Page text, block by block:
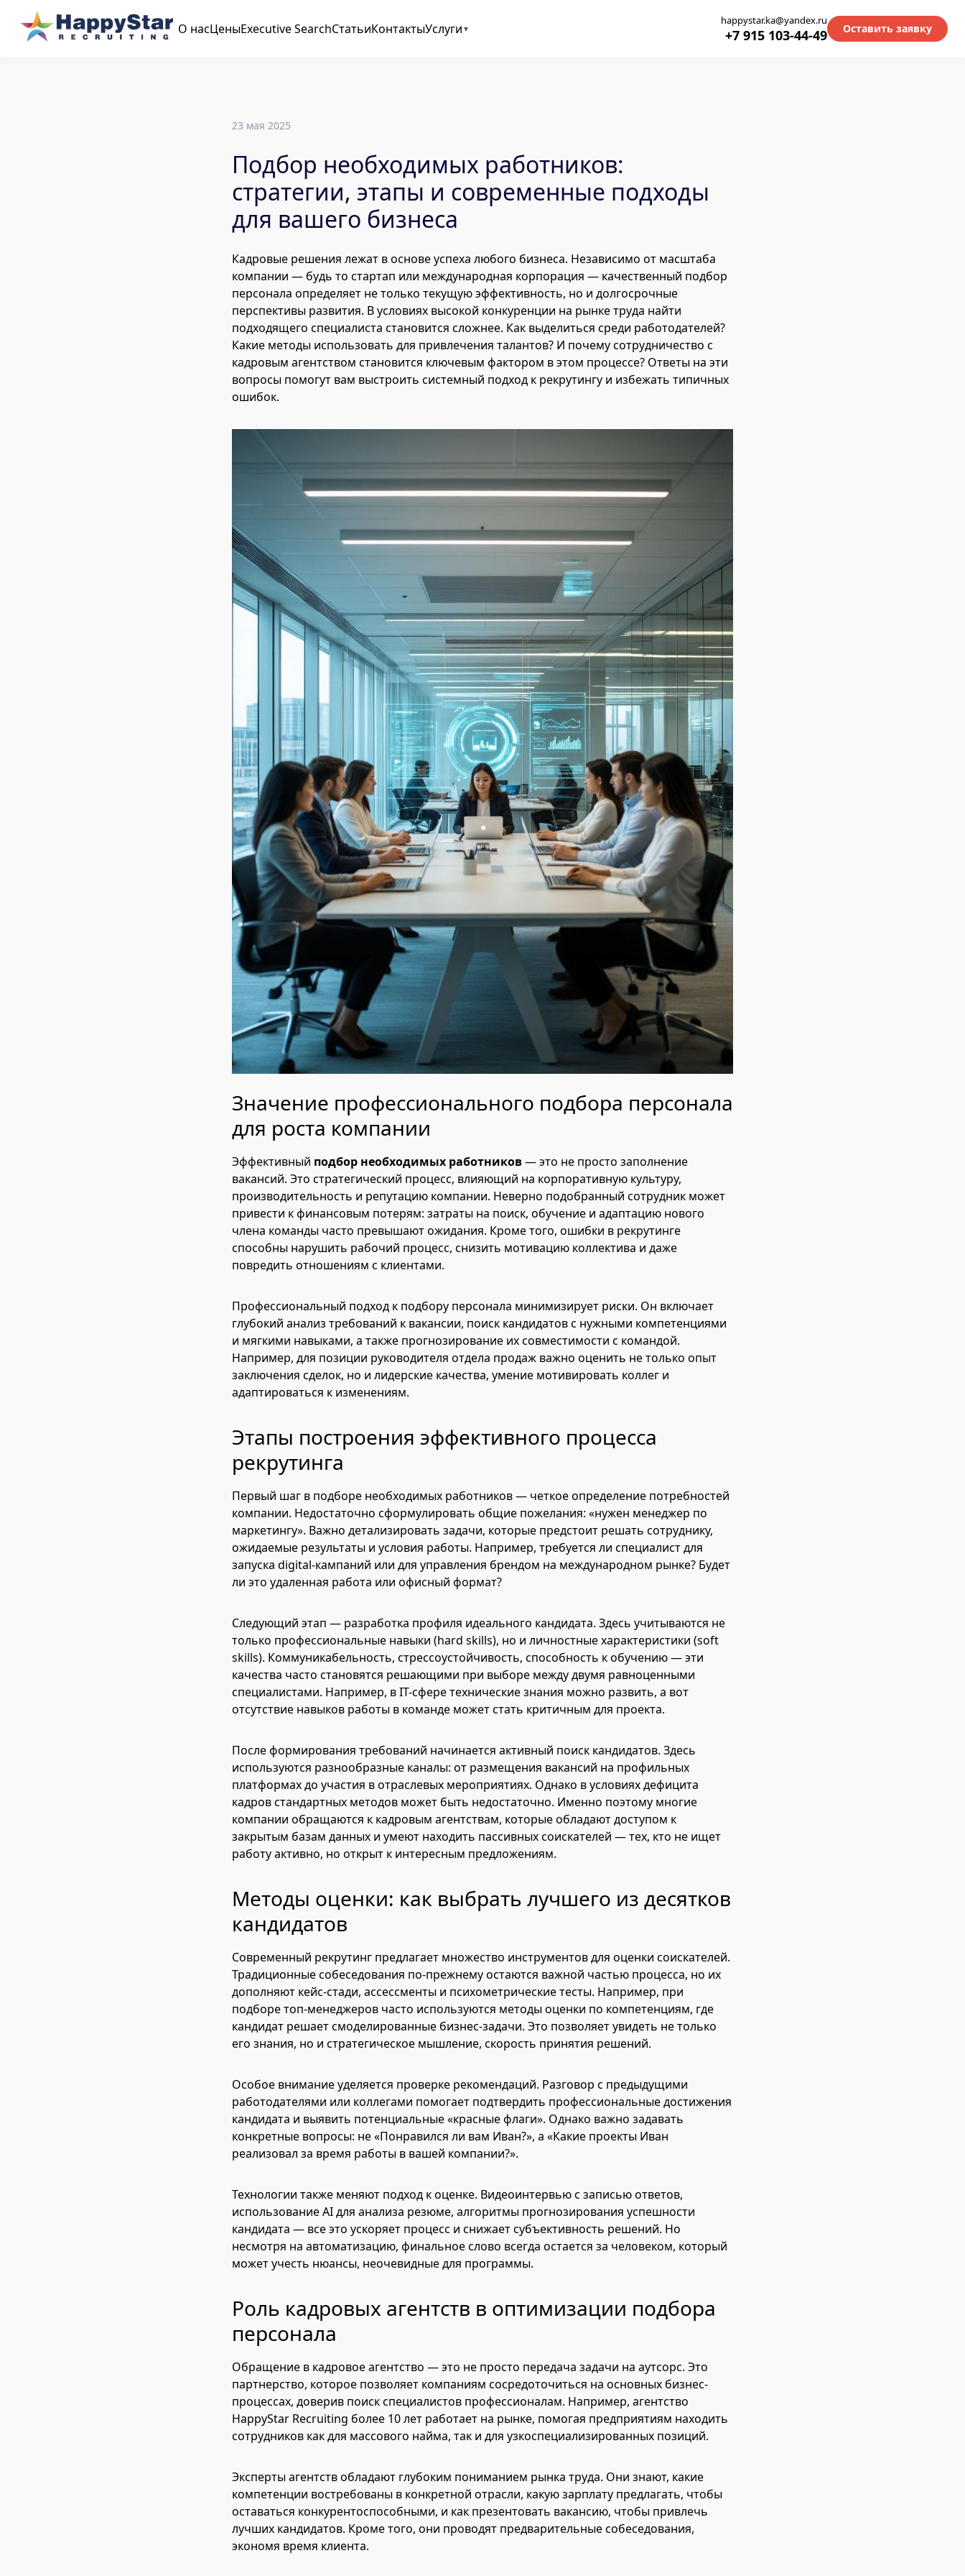
23 мая 2025
Подбор необходимых работников:
стратегии, этапы и современные подходы
для вашего бизнеса
Кадровые решения лежат в основе успеха любого бизнеса. Независимо от масштаба
компании — будь то стартап или международная корпорация — качественный подбор
персонала определяет не только текущую эффективность, но и долгосрочные
перспективы развития. В условиях высокой конкуренции на рынке труда найти
подходящего специалиста становится сложнее. Как выделиться среди работодателей?
Какие методы использовать для привлечения талантов? И почему сотрудничество с
кадровым агентством становится ключевым фактором в этом процессе? Ответы на эти
вопросы помогут вам выстроить системный подход к рекрутингу и избежать типичных
ошибок.
Значение профессионального подбора персонала
для роста компании
Эффективный подбор необходимых работников— это не просто заполнение
вакансий. Это стратегический процесс, влияющий на корпоративную культуру,
производительность и репутацию компании. Неверно подобранный сотрудник может
привести к финансовым потерям: затраты на поиск, обучение и адаптацию нового
члена команды часто превышают ожидания. Кроме того, ошибки в рекрутинге
способны нарушить рабочий процесс, снизить мотивацию коллектива и даже
повредить отношениям с клиентами.
Профессиональный подход к подбору персонала минимизирует риски. Он включает
глубокий анализ требований к вакансии, поиск кандидатов с нужными компетенциями
и мягкими навыками, а также прогнозирование их совместимости с командой.
Например, для позиции руководителя отдела продаж важно оценить не только опыт
заключения сделок, но и лидерские качества, умение мотивировать коллег и
адаптироваться к изменениям.
Этапы построения эффективного процесса
рекрутинга
Первый шаг в подборе необходимых работников — четкое определение потребностей
компании. Недостаточно сформулировать общие пожелания: «нужен менеджер по
маркетингу». Важно детализировать задачи, которые предстоит решать сотруднику,
ожидаемые результаты и условия работы. Например, требуется ли специалист для
запуска digital-кампаний или для управления брендом на международном рынке? Будет
ли это удаленная работа или офисный формат?
Следующий этап — разработка профиля идеального кандидата. Здесь учитываются не
только профессиональные навыки (hard skills), но и личностные характеристики (soft
skills). Коммуникабельность, стрессоустойчивость, способность к обучению — эти
качества часто становятся решающими при выборе между двумя равноценными
специалистами. Например, в IT-сфере технические знания можно развить, а вот
отсутствие навыков работы в команде может стать критичным для проекта.
После формирования требований начинается активный поиск кандидатов. Здесь
используются разнообразные каналы: от размещения вакансий на профильных
платформах до участия в отраслевых мероприятиях. Однако в условиях дефицита
кадров стандартных методов может быть недостаточно. Именно поэтому многие
компании обращаются к кадровым агентствам, которые обладают доступом к
закрытым базам данных и умеют находить пассивных соискателей — тех, кто не ищет
работу активно, но открыт к интересным предложениям.
Методы оценки: как выбрать лучшего из десятков
кандидатов
Современный рекрутинг предлагает множество инструментов для оценки соискателей.
Традиционные собеседования по-прежнему остаются важной частью процесса, но их
дополняют кейс-стади, ассессменты и психометрические тесты. Например, при
подборе топ-менеджеров часто используются методы оценки по компетенциям, где
кандидат решает смоделированные бизнес-задачи. Это позволяет увидеть не только
его знания, но и стратегическое мышление, скорость принятия решений.
Особое внимание уделяется проверке рекомендаций. Разговор с предыдущими
работодателями или коллегами помогает подтвердить профессиональные достижения
кандидата и выявить потенциальные «красные флаги». Однако важно задавать
конкретные вопросы: не «Понравился ли вам Иван?», а «Какие проекты Иван
реализовал за время работы в вашей компании?».
Технологии также меняют подход к оценке. Видеоинтервью с записью ответов,
использование AI для анализа резюме, алгоритмы прогнозирования успешности
кандидата — все это ускоряет процесс и снижает субъективность решений. Но
несмотря на автоматизацию, финальное слово всегда остается за человеком, который
может учесть нюансы, неочевидные для программы.
Роль кадровых агентств в оптимизации подбора
персонала
Обращение в кадровое агентство — это не просто передача задачи на аутсорс. Это
партнерство, которое позволяет компаниям сосредоточиться на основных бизнес-
процессах, доверив поиск специалистов профессионалам. Например, агентство
HappyStar Recruiting более 10 лет работает на рынке, помогая предприятиям находить
сотрудников как для массового найма, так и для узкоспециализированных позиций.
Эксперты агентств обладают глубоким пониманием рынка труда. Они знают, какие
компетенции востребованы в конкретной отрасли, какую зарплату предлагать, чтобы
оставаться конкурентоспособными, и как презентовать вакансию, чтобы привлечь
лучших кандидатов. Кроме того, они проводят предварительные собеседования,
экономя время клиента.
О насЦеныExecutive SearchСтатьиКонтактыУслуги
happystar.ka@yandex.ru
+7 915 103-44-49 Оставить заявку